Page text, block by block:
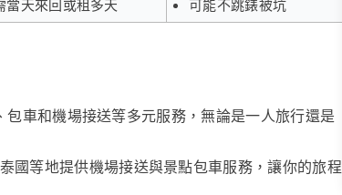
當天來回或租多天
可能不跳錶被坑
車和機場接送等多元服務，無論是一人旅行還是
國等地提供機場接送與景點包車服務，讓你的旅程